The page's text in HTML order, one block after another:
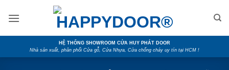
HỆ THỐNG SHOWROOM CỬA HUY PHÁT DOOR
Nhà sản xuất, phân phối Cửa gỗ, Cửa Nhựa, Cửa chống cháy uy tín tại HCM !